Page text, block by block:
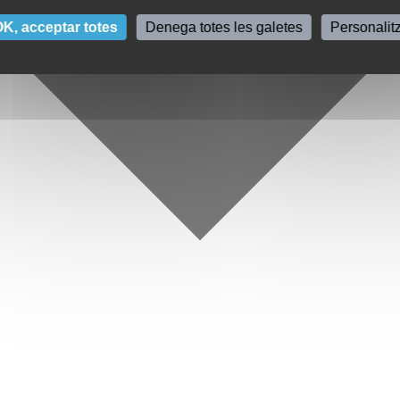
acceptar totes Denega totes les galetes